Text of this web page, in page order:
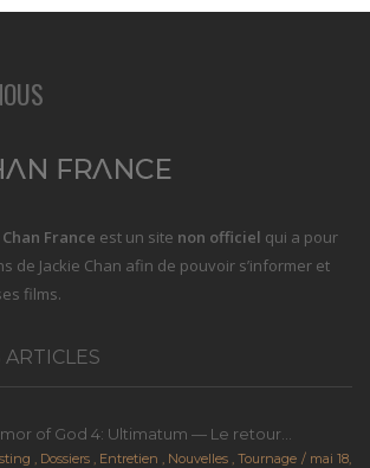
France est un site non officiel qui a pour
de Jackie Chan afin de pouvoir s’informer et
films.
ARTICLES
of God 4: Ultimatum — Le retour...
, Dossiers , Entretien , Nouvelles , Tournage
mai 18,